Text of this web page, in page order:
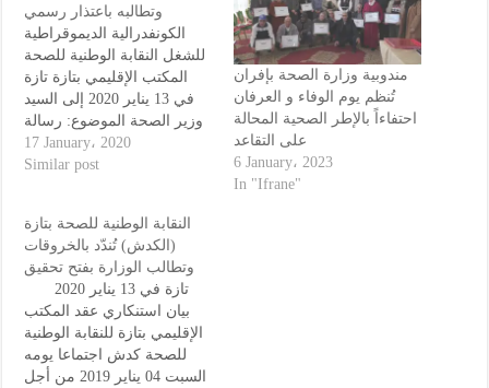
وتطالبه باعتذار رسمي
الكونفدرالية الديموقراطية
للشغل النقابة الوطنية للصحة
المكتب الإقليمي بتازة تازة
في 13 يناير 2020 إلى السيد
وزير الصحة الموضوع: رسالة
احتجاج على الإقصاء الممنهج
من التكريم الذي أقيم بالمركز
و سلاما و بعد؛ فعلاقة
بالموضوع المشار إليه أعلاه،
نراسلكم…
17 January، 2020
Similar post
مندوبية وزارة الصحة بإفران
تُنظم يوم الوفاء و العرفان
احتفاءاً بالإطر الصحية المحالة
على التقاعد
6 January، 2023
In "Ifrane"
النقابة الوطنية للصحة بتازة
(الكدش) تُندّد بالخروقات
وتطالب الوزارة بفتح تحقيق
تازة في 13 يناير 2020
بيان استنكاري عقد المكتب
الإقليمي بتازة للنقابة الوطنية
للصحة كدش اجتماعا يومه
السبت 04 يناير 2019 من أجل